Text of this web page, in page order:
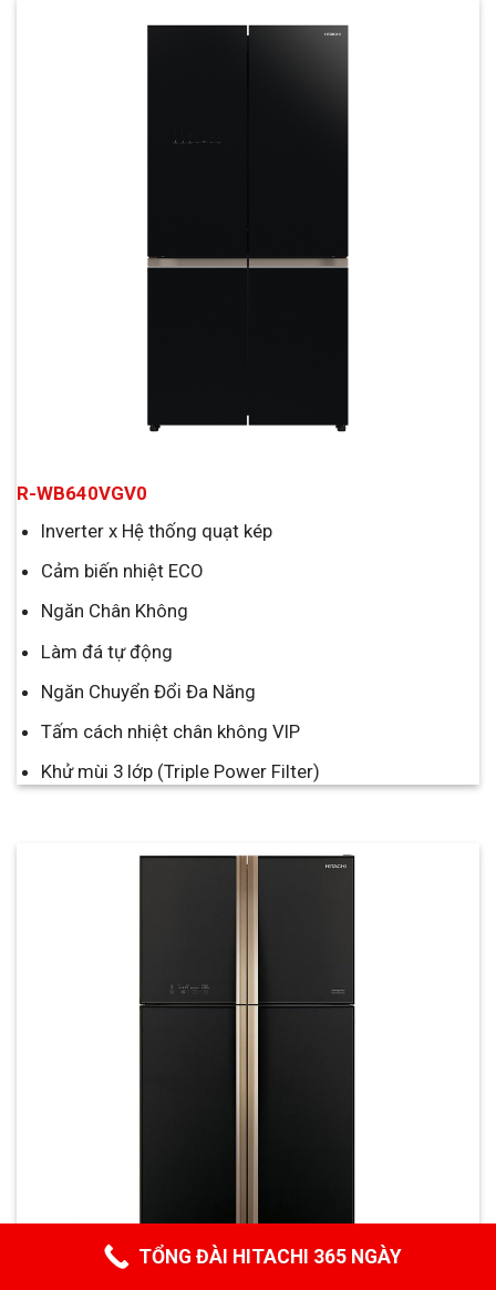
R-WB640VGV0
Inverter x Hệ thống quạt kép
Cảm biến nhiệt ECO
Ngăn Chân Không
Làm đá tự động
Ngăn Chuyển Đổi Đa Năng
Tấm cách nhiệt chân không VIP
Khử mùi 3 lớp (Triple Power Filter)
TỔNG ĐÀI HITACHI 365 NGÀY